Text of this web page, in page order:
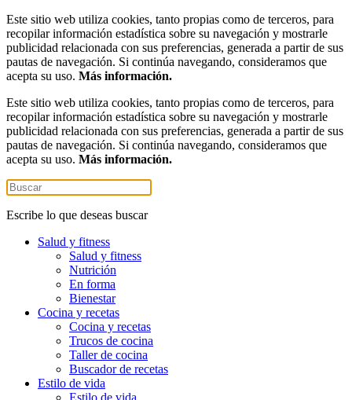
Este sitio web utiliza cookies, tanto propias como de terceros, para
recopilar información estadística sobre su navegación y mostrarle
publicidad relacionada con sus preferencias, generada a partir de sus
pautas de navegación. Si continúa navegando, consideramos que
acepta su uso. Más información.
Este sitio web utiliza cookies, tanto propias como de terceros, para
recopilar información estadística sobre su navegación y mostrarle
publicidad relacionada con sus preferencias, generada a partir de sus
pautas de navegación. Si continúa navegando, consideramos que
acepta su uso. Más información.
Escribe lo que deseas buscar
Salud y fitness
Salud y fitness
Nutrición
En forma
Bienestar
Cocina y recetas
Cocina y recetas
Trucos de cocina
Taller de cocina
Buscador de recetas
Estilo de vida
Estilo de vida